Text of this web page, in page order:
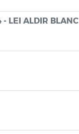
LEI ALDIR BLANC